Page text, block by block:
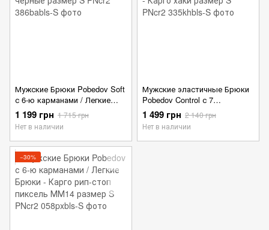
Мужские Брюки Pobedov Soft
с 6-ю карманами / Легкие
Брюки - Карго черные
размер S
1 199 грн 1 715 грн
Нет в наличии
Мужские эластичные Брюки
Pobedov Control с 7
карманами / Легкие Брюки -
Карго хаки размер S
1 499 грн 2 140 грн
Нет в наличии
−30%